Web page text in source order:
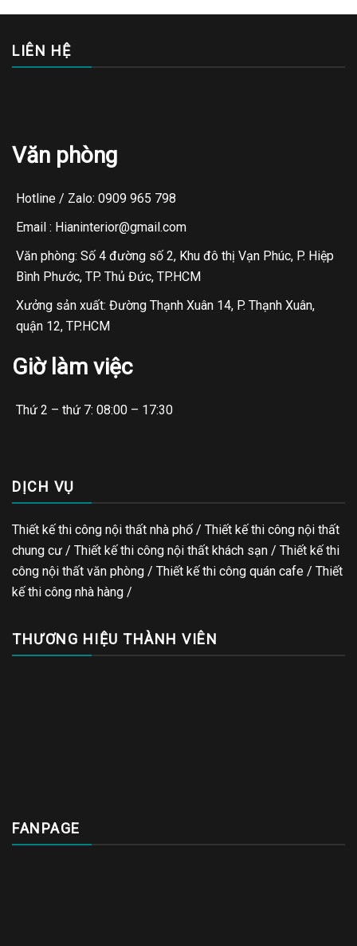
LIÊN HỆ
Văn phòng
Hotline / Zalo: 0909 965 798
Email : Hianinterior@gmail.com
Văn phòng: Số 4 đường số 2, Khu đô thị Vạn Phúc, P. Hiệp
Bình Phước, TP. Thủ Đức, TP.HCM
Xưởng sản xuất: Đường Thạnh Xuân 14, P. Thạnh Xuân,
quận 12, TP.HCM
Giờ làm việc
Thứ 2 – thứ 7: 08:00 – 17:30
DỊCH VỤ
Thiết kế thi công nội thất nhà phố / Thiết kế thi công nội thất
chung cư / Thiết kế thi công nội thất khách sạn / Thiết kế thi
công nội thất văn phòng / Thiết kế thi công quán cafe / Thiết
kế thi công nhà hàng /
THƯƠNG HIỆU THÀNH VIÊN
FANPAGE